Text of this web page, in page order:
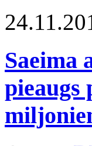
Saeima
pieaugs